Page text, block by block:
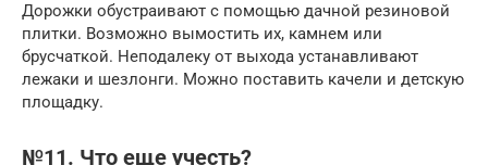
Дорожки обустраивают с помощью дачной резиновой
плитки. Возможно вымостить их, камнем или
брусчаткой. Неподалеку от выхода устанавливают
лежаки и шезлонги. Можно поставить качели и детскую
площадку.
№11. Что еще учесть?